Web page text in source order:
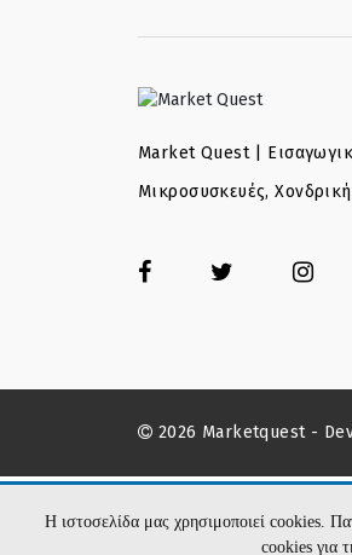
Market Quest |
Μικροσυσκευές,
2026 Marketquest -
Η ιστοσελίδα μας χρησιμοποιεί
cookies για